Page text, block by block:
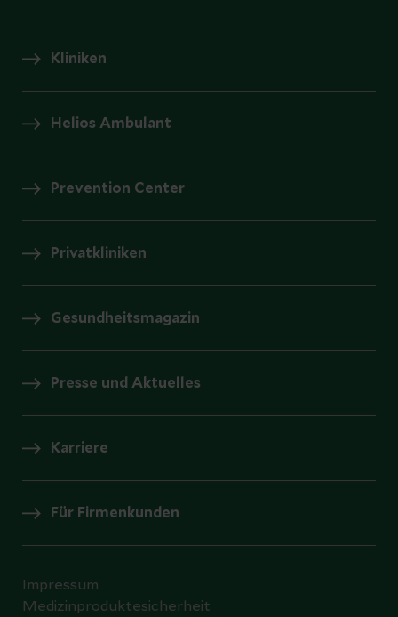
Kliniken
Helios Ambulant
Prevention Center
Privatkliniken
Gesundheitsmagazin
Presse und Aktuelles
Karriere
Für Firmenkunden
Impressum
Medizinproduktesicherheit